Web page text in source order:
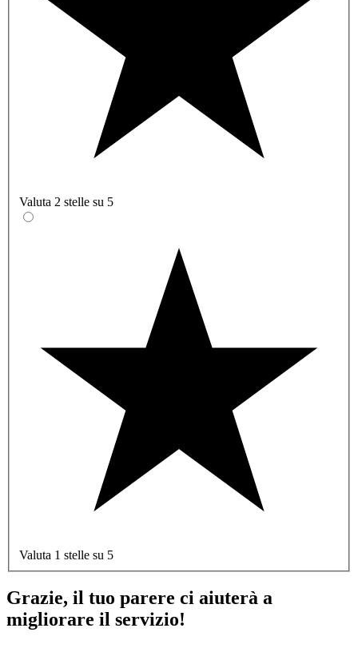
Valuta 2 stelle su 5
Valuta 1 stelle su 5
Grazie, il tuo parere ci aiuterà a
migliorare il servizio!